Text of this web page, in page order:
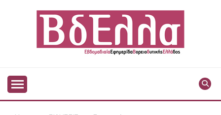
VDELLA